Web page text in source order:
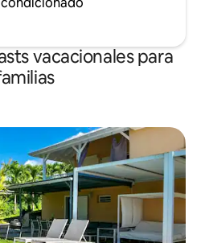
vacacionales para